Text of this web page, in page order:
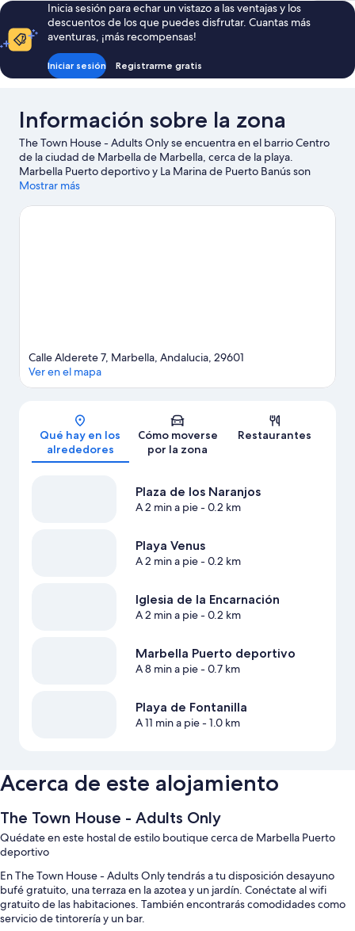
de
598 €
Inicia sesión para echar un vistazo a las ventajas y los
descuentos de los que puedes disfrutar. Cuantas más
aventuras, ¡más recompensas!
Iniciar sesión Registrarme gratis
Información sobre la zona
The Town House - Adults Only se encuentra en el barrio Centro
de la ciudad de Marbella de Marbella, cerca de la playa.
Marbella Puerto deportivo y La Marina de Puerto Banús son
excelentes opciones para los que buscan unas vacaciones
Puerto Banús y Nikki Beach son lo que necesitas. Para disfrutar
Mostrar más
Mapa
Calle Alderete 7, Marbella, Andalucia, 29601
Ver en el mapa
Qué hay en los
alrededores
Cómo moverse
por la zona
Restaurantes
Plaza de los Naranjos
A 2 min a pie- 0.2 km
Playa Venus
A 2 min a pie- 0.2 km
Iglesia de la Encarnación
A 2 min a pie- 0.2 km
Marbella Puerto deportivo
A 8 min a pie- 0.7 km
Playa de Fontanilla
A 11 min a pie- 1.0 km
Acerca de este alojamiento
The Town House - Adults Only
Quédate en este hostal de estilo boutique cerca de Marbella Puerto
deportivo
En The Town House - Adults Only tendrás a tu disposición desayuno
bufé gratuito, una terraza en la azotea y un jardín. Conéctate al wifi
gratuito de las habitaciones. También encontrarás comodidades como
servicio de tintorería y un bar.